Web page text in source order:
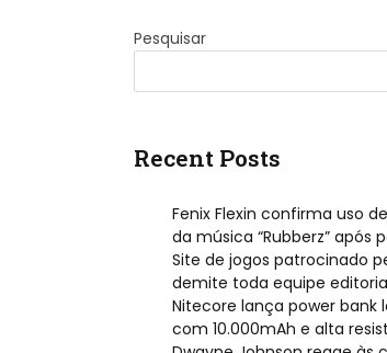
Pesquisar
Recent Posts
Fenix Flexin confirma uso
da música “Rubberz” após
Site de jogos patrocinado
demite toda equipe
Nitecore lança power bank
com 10.000mAh e alta